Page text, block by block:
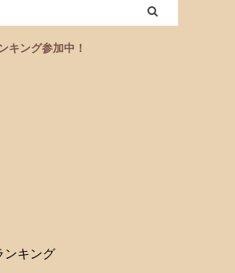
キング参加中！
ンキング